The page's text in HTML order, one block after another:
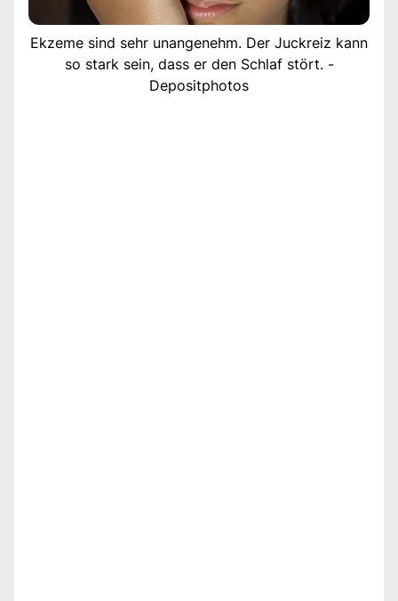
Ekzeme sind sehr unangenehm. Der Juckreiz kann
so stark sein, dass er den Schlaf stört. -
Depositphotos